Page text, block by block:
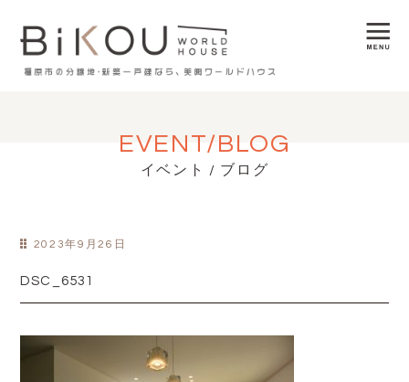
EVENT/BLOG
イベント / ブログ
2023年9月26日
DSC_6531